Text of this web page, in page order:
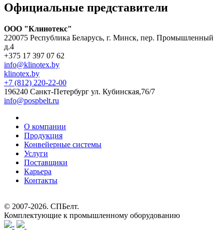
Официальные представители
ООО "Клинотекс"
220075 Республика Беларусь, г. Минск, пер. Промышленный
д.4
+375 17 397 07 62
info@klinotex.by
klinotex.by
+7 (812) 220-22-00
196240 Санкт-Петербург ул. Кубинская,76/7
info@pospbelt.ru
О компании
Продукция
Конвейерные системы
Услуги
Поставщики
Карьера
Контакты
© 2007-2026. СПБелт.
Комплектующие к промышленному оборудованию